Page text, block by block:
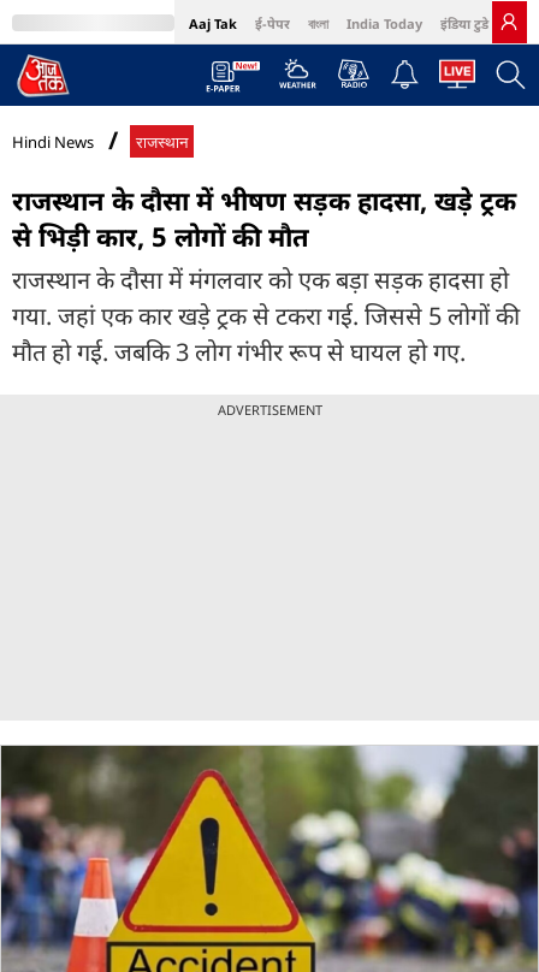
Aaj Tak ई-पेपर বাংলা India Today इंडिया टुडे हिंदी
MumbaiTak Cosmopolitan Harper's Bazaar Northeast
Hindi News राजस्थान
राजस्थान के दौसा में भीषण सड़क हादसा, खड़े ट्रक
से भिड़ी कार, 5 लोगों की मौत
राजस्थान के दौसा में मंगलवार को एक बड़ा सड़क हादसा हो
गया. जहां एक कार खड़े ट्रक से टकरा गई. जिससे 5 लोगों की
मौत हो गई. जबकि 3 लोग गंभीर रूप से घायल हो गए.
ADVERTISEMENT